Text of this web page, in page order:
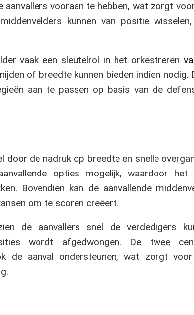
vooraan te hebben, wat zorgt
kunnen van positie
vaak een sleutelrol in het orkestreren
of breedte kunnen bieden indien nodig.
aan te passen op basis van de
de nadruk op breedte en snelle
opties mogelijk, waardoor het
Bovendien kan de aanvallende
om te scoren creëert.
de aanvallers snel de verdedigers
wordt afgedwongen. De twee
de aanval ondersteunen, wat zorgt